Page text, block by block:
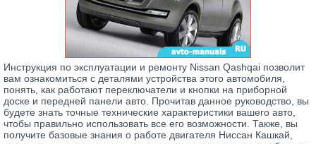
Инструкция по эксплуатации и ремонту Nissan Qashqai позволит
вам ознакомиться с деталями устройства этого автомобиля,
понять, как работают переключатели и кнопки на приборной
доске и передней панели авто. Прочитав данное руководство, вы
будете знать точные технические характеристики вашего авто,
чтобы правильно использовать все его возможности. Также, вы
получите базовые знания о работе двигателя Ниссан Кашкай,